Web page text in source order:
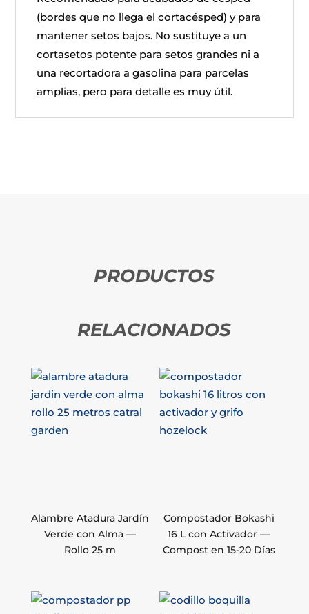
(bordes que no llega el cortacésped) y para
mantener setos bajos. No sustituye a un
cortasetos potente para setos grandes ni a
una recortadora a gasolina para parcelas
amplias, pero para detalle es muy útil.
PRODUCTOS
RELACIONADOS
Alambre Atadura Jardín
Verde con Alma —
Rollo 25 m
Compostador Bokashi
16 L con Activador —
Compost en 15-20 Días